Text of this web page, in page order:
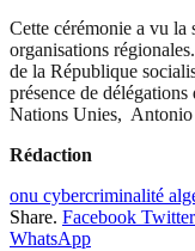
Cette cérémonie a vu la
organisations
de la République
présence de
Nations Unies, Antonio
Rédaction
onu cybercriminalité
Share. Facebook Twitter
WhatsApp